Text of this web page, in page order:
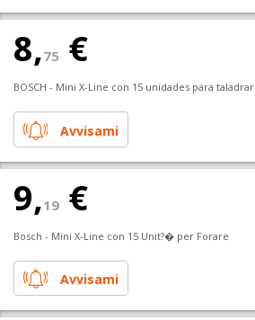
8,75 €
BOSCH - Mini X-Line con 15 unidades para taladrar
Avvisami
9,19 €
Bosch - Mini X-Line con 15 Unit?� per Forare
Avvisami